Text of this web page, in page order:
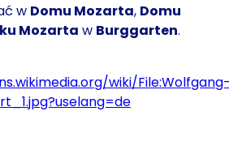
w Domu Mozarta, Domu
Mozarta w Burggarten.
wiki/